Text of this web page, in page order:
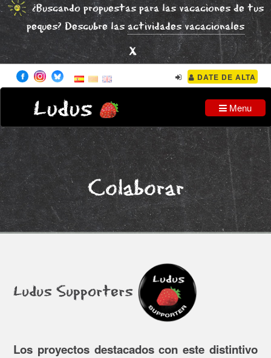
¿Buscando propuestas para las vacaciones de tus
peques? Descubre lasactividades vacacionales
x
DATE DE ALTA
Ludus Menu
Colaborar
Ludus Supporters
Los proyectos destacados con este distintivo